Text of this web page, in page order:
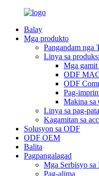
Balay
Mga produkto
Pangandam nga
Linya sa
Mga gamit
ODF
ODF
Pag-
Makina sa
Linya sa pag-
Kagamitan sa
Solusyon sa ODF
ODF OEM
Balita
Pagpangalagad
Mga Serbisyo sa
Pag-alima